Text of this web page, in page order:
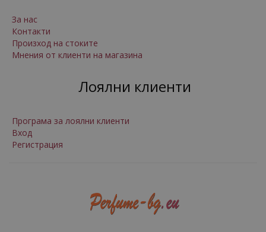
За нас
Контакти
Произход на стоките
Мнения от клиенти на магазина
Лоялни клиенти
Програма за лоялни клиенти
Вход
Регистрация